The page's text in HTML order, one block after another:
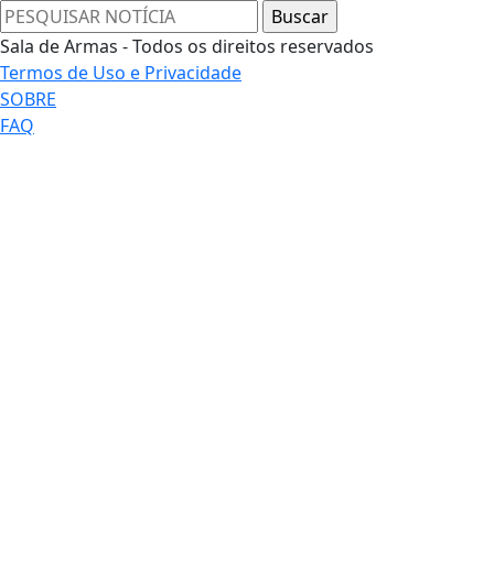
Sala de Armas - Todos os direitos reservados
Termos de Uso e Privacidade
SOBRE
FAQ